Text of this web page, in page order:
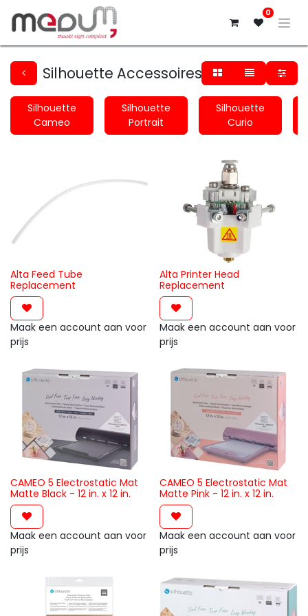
0
Silhouette Accessoires
Silhouette
Cameo
Silhouette
Portrait
Silhouette
Curio
Alta Feed Tube
Replacement
Maak een account aan voor
prijs
Alta Printer Head
Replacement
Maak een account aan voor
prijs
CAMEO 5 Electrostatic Mat
Matte Black - 12 in. x 12 in.
Maak een account aan voor
prijs
CAMEO 5 Electrostatic Mat
Matte Pink - 12 in. x 12 in.
Maak een account aan voor
prijs